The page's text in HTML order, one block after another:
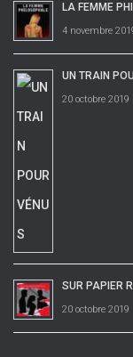
LA FEMME
4 novembre
UN TRAIN
20 octobre 2019
SUR PAPIER
20 octobre 2019